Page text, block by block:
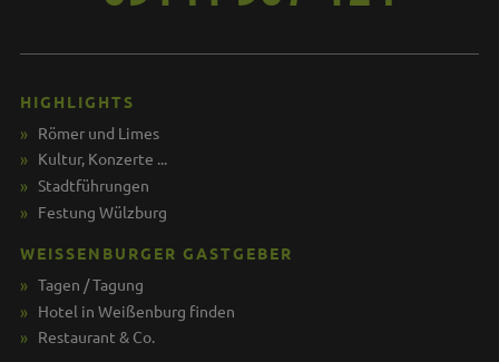
HIGHLIGHTS
Römer und Limes
Kultur, Konzerte ...
Stadtführungen
Festung Wülzburg
WEISSENBURGER GASTGEBER
Tagen / Tagung
Hotel in Weißenburg finden
Restaurant & Co.